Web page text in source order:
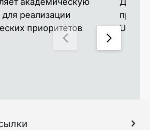
для реализации
приоритетов